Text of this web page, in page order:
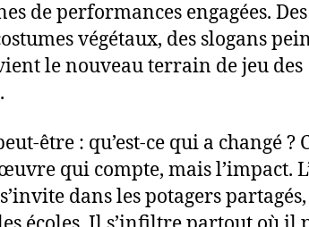
de performances engagées. Des
végétaux, des slogans
le nouveau terrain de jeu des
être : qu’est-ce qui a changé ?
qui compte, mais l’impact.
dans les potagers